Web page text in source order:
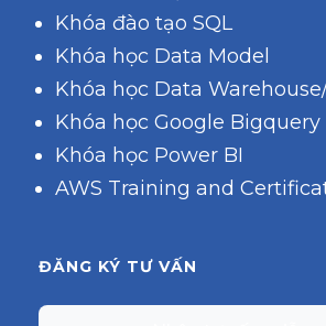
Khóa đào tạo SQL
Khóa học Data Model
Khóa học Data
Khóa học Google Bigquery
Khóa học Power BI
AWS Training and
ĐĂNG KÝ TƯ VẤN